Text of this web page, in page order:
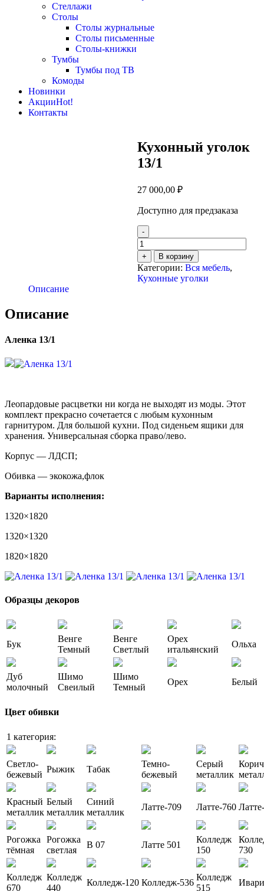
Стеллажи
Столы
Столы журнальные
Столы письменные
Столы-книжки
Тумбы
Тумбы под ТВ
Комоды
Новинки
АкцииHot!
Контакты
Кухонный уголок
13/1
27 000,00 ₽
Доступно для предзаказа
-
Количество
товара
Кухонный
уголок
13/1
+ В корзину
Категории: Вся мебель,
Кухонные уголки
Описание
Описание
Аленка 13/1
Леопардовые расцветки ни когда не выходят из моды. Этот
комплект прекрасно сочетается с любым кухонным
гарнитуром. Для большой кухни. Под сиденьем ящики для
хранения. Универсальная сборка право/лево.
Корпус — ЛДСП;
Обивка — экокожа,флок
Варианты исполнения:
1320×1820
1320×1320
1820×1820
Образцы декоров
Бук
Венге
Темный
Венге
Светлый
Орех
итальянский
Ольха
Дуб
молочный
Шимо
Свеилый
Шимо
Темный
Орех Белый
Цвет обивки
1 категория:
Светло-
бежевый
Рыжик Табак
Темно-
бежевый
Серый
металлик
Красный
металлик
Белый
металлик
Синий
металлик
Латте-709 Латте-760
Рогожка
тёмная
Рогожка
светлая
В 07 Латте 501
Колледж
150
730
Колледж
670
Колледж
440
Колледж-120 Колледж-536
Колледж
515
Ивари